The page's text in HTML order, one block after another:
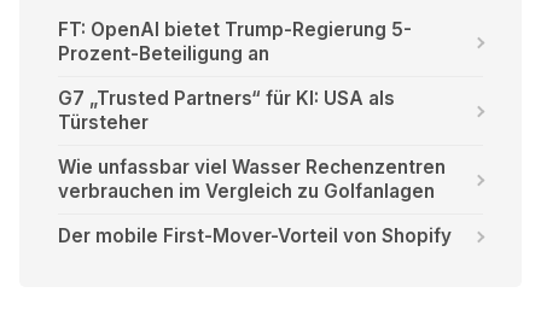
FT: OpenAI bietet Trump-Regierung 5-
Prozent-Beteiligung an
G7 „Trusted Partners“ für KI: USA als
Türsteher
Wie unfassbar viel Wasser Rechenzentren
verbrauchen im Vergleich zu Golfanlagen
Der mobile First-Mover-Vorteil von Shopify